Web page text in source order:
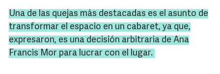
Una de las quejas más destacadas es el asunto de
transformar el espacio en un cabaret, ya que,
expresaron, es una decisión arbitraria de Ana
Francis Mor para lucrar con el lugar.